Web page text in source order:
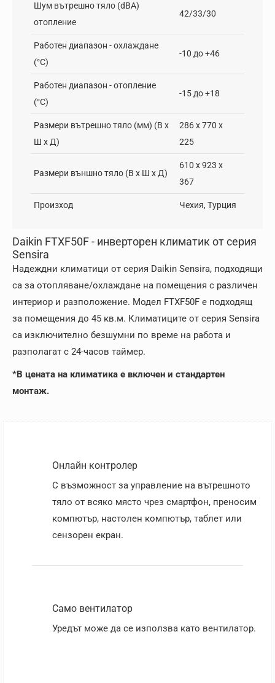
Шум вътрешно тяло (dBA)
отопление
42/33/30
Работен диапазон - oхлаждане
(°C)
-10 до +46
Работен диапазон - отопление
(°C)
-15 до +18
Размери вътрешно тяло (мм) (В х
Ш х Д)
286 x 770 x
225
Размери външно тяло (В х Ш х Д)
610 x 923 x
367
Произход Чехия, Турция
Daikin FTXF50F - инверторен климатик от серия
Sensira
Надеждни климатици от серия Daikin Sensira, подходящи
са за отопляване/охлаждане на помещения с различен
интериор и разположение. Модел FTXF50F е подходящ
за помещения до 45 кв.м. Климатиците от серия Sensira
са изключително безшумни по време на работа и
разполагат с 24-часов таймер.
*В цената на климатика е включен и стандартен
монтаж.
Онлайн контролер
С възможност за управление на вътрешното
тяло от всяко място чрез смартфон, преносим
компютър, настолен компютър, таблет или
сензорен екран.
Само вентилатор
Уредът може да се използва като вентилатор.